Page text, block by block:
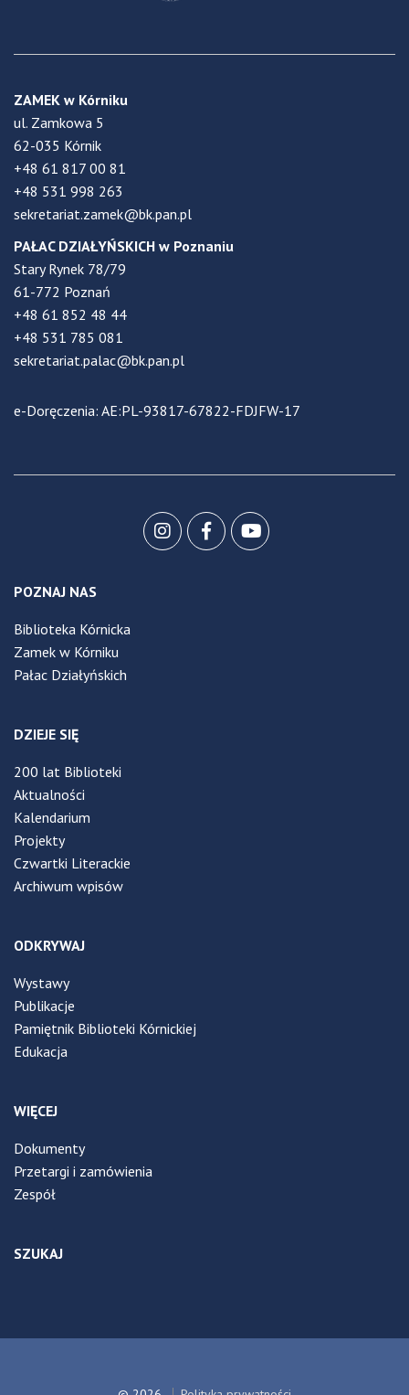
ZAMEK w Kórniku
ul. Zamkowa 5
62-035 Kórnik
+48 61 817 00 81
+48 531 998 263
sekretariat.zamek@bk.pan.pl
PAŁAC DZIAŁYŃSKICH w Poznaniu
Stary Rynek 78/79
61-772 Poznań
+48 61 852 48 44
+48 531 785 081
sekretariat.palac@bk.pan.pl
e-Doręczenia: AE:PL-93817-67822-FDJFW-17
POZNAJ NAS
Biblioteka Kórnicka
Zamek w Kórniku
Pałac Działyńskich
DZIEJE SIĘ
200 lat Biblioteki
Aktualności
Kalendarium
Projekty
Czwartki Literackie
Archiwum wpisów
ODKRYWAJ
Wystawy
Publikacje
Pamiętnik Biblioteki Kórnickiej
Edukacja
WIĘCEJ
Dokumenty
Przetargi i zamówienia
Zespół
SZUKAJ